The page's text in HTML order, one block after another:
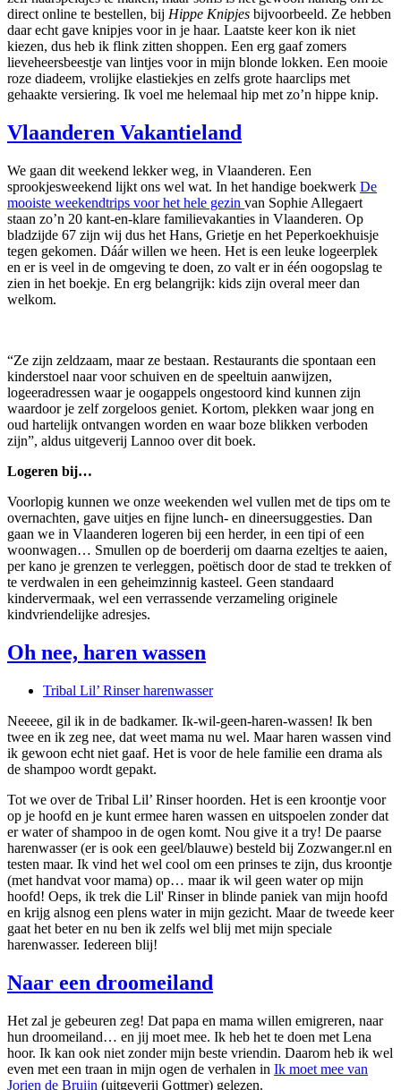
direct online te bestellen, bij Hippe Knipjes bijvoorbeeld. Ze hebben
daar echt gave knipjes voor in je haar. Laatste keer kon ik niet
kiezen, dus heb ik flink zitten shoppen. Een erg gaaf zomers
lieveheersbeestje van lintjes voor in mijn blonde lokken. Een mooie
roze diadeem, vrolijke elastiekjes en zelfs grote haarclips met
gehaakte versiering. Ik voel me helemaal hip met zo’n hippe knip.
Vlaanderen Vakantieland
We gaan dit weekend lekker weg, in Vlaanderen. Een
sprookjesweekend lijkt ons wel wat. In het handige boekwerk De
mooiste weekendtrips voor het hele gezin van Sophie Allegaert
staan zo’n 20 kant-en-klare familievakanties in Vlaanderen. Op
bladzijde 67 zijn wij dus het Hans, Grietje en het Peperkoekhuisje
tegen gekomen. Dáár willen we heen. Het is een leuke logeerplek
en er is veel in de omgeving te doen, zo valt er in één oogopslag te
zien in het boekje. En erg belangrijk: kids zijn overal meer dan
welkom.
“Ze zijn zeldzaam, maar ze bestaan. Restaurants die spontaan een
kinderstoel naar voor schuiven en de speeltuin aanwijzen,
logeeradressen waar je oogappels ongestoord kind kunnen zijn
waardoor je zelf zorgeloos geniet. Kortom, plekken waar jong en
oud hartelijk ontvangen worden en waar boze blikken verboden
zijn”, aldus uitgeverij Lannoo over dit boek.
Logeren bij…
Voorlopig kunnen we onze weekenden wel vullen met de tips om te
overnachten, gave uitjes en fijne lunch- en dineersuggesties. Dan
gaan we in Vlaanderen logeren bij een herder, in een tipi of een
woonwagen… Smullen op de boerderij om daarna ezeltjes te aaien,
per kano je grenzen te verleggen, poëtisch door de stad te trekken of
te verdwalen in een geheimzinnig kasteel. Geen standaard
kindervermaak, wel een verrassende verzameling originele
kindvriendelijke adresjes.
Oh nee, haren wassen
Tribal Lil’ Rinser harenwasser
Neeeee, gil ik in de badkamer. Ik-wil-geen-haren-wassen! Ik ben
twee en ik zeg nee, dat weet mama nu wel. Maar haren wassen vind
ik gewoon echt niet gaaf. Het is voor de hele familie een drama als
de shampoo wordt gepakt.
Tot we over de Tribal Lil’ Rinser hoorden. Het is een kroontje voor
op je hoofd en je kunt ermee haren wassen en uitspoelen zonder dat
er water of shampoo in de ogen komt. Nou give it a try! De paarse
harenwasser (er is ook een geel/blauwe) besteld bij Zozwanger.nl en
testen maar. Ik vind het wel cool om een prinses te zijn, dus kroontje
(met handvat voor mama) op… maar ik wil geen water op mijn
hoofd! Oeps, ik trek die Lil' Rinser in blinde paniek van mijn hoofd
en krijg alsnog een plens water in mijn gezicht. Maar de tweede keer
gaat het beter en nu ben ik zelfs wel blij met mijn speciale
harenwasser. Iedereen blij!
Naar een droomeiland
Het zal je gebeuren zeg! Dat papa en mama willen emigreren, naar
hun droomeiland… en jij moet mee. Ik heb het te doen met Lena
hoor. Ik kan ook niet zonder mijn beste vriendin. Daarom heb ik wel
even met een traan in mijn ogen de verhalen in Ik moet mee van
Jorien de Bruijn (uitgeverij Gottmer) gelezen.